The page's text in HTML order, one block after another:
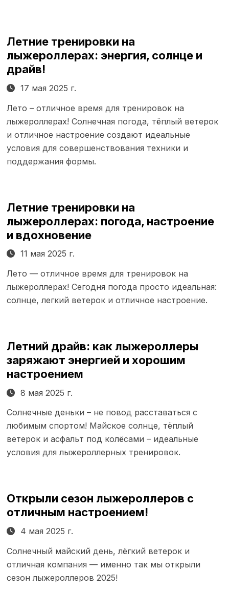
Летние тренировки на
лыжероллерах: энергия, солнце и
драйв!
17 мая 2025 г.
Лето – отличное время для тренировок на
лыжероллерах! Солнечная погода, тёплый ветерок
и отличное настроение создают идеальные
условия для совершенствования техники и
поддержания формы.
Летние тренировки на
лыжероллерах: погода, настроение
и вдохновение
11 мая 2025 г.
Лето — отличное время для тренировок на
лыжероллерах! Сегодня погода просто идеальная:
солнце, легкий ветерок и отличное настроение.
Летний драйв: как лыжероллеры
заряжают энергией и хорошим
настроением
8 мая 2025 г.
Солнечные деньки – не повод расставаться с
любимым спортом! Майское солнце, тёплый
ветерок и асфальт под колёсами – идеальные
условия для лыжероллерных тренировок.
Открыли сезон лыжероллеров с
отличным настроением!
4 мая 2025 г.
Солнечный майский день, лёгкий ветерок и
отличная компания — именно так мы открыли
сезон лыжероллеров 2025!